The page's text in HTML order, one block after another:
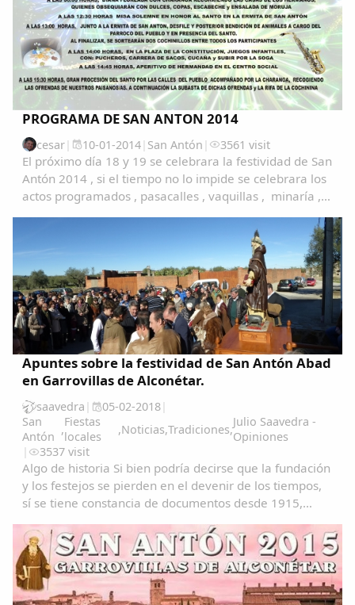
PROGRAMA DE SAN ANTON 2014
cesar| 10-01-2014| San Antón | 3561 visit
El próximo día 18 y 19 se celebrara la festividad de San
Antón 2014 , si el tiempo no lo impide se celebrara los
actos programados , pasacalles , vaquillas , minaría ,
Apuntes sobre la festividad de San Antón Abad
en Garrovillas de Alconétar.
saavedra | 05-02-2018|
San
Antón ,Fiestas
locales
,Noticias,Tradiciones,Julio Saavedra -
Opiniones
|
3537 visit
Algo de historia Si bien podría decirse que la fundación
y los festejos se pierden en el devenir de los tiempos,
sí se tiene constancia de documentos desde 1915,
quien entre otros consta el que fuera un personaje
popular y realzó la fiesta en...